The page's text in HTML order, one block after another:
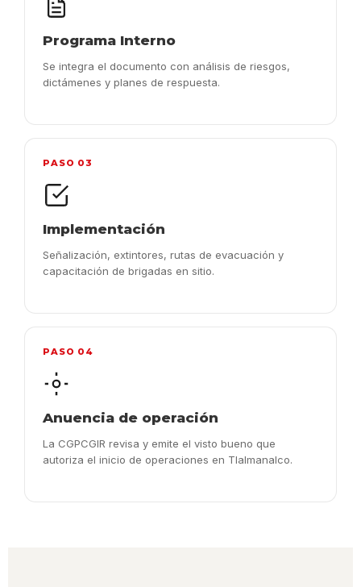
Programa Interno
Se integra el documento con análisis de riesgos,
dictámenes y planes de respuesta.
PASO 03
Implementación
Señalización, extintores, rutas de evacuación y
capacitación de brigadas en sitio.
PASO 04
Anuencia de operación
La CGPCGIR revisa y emite el visto bueno que
autoriza el inicio de operaciones en Tlalmanalco.